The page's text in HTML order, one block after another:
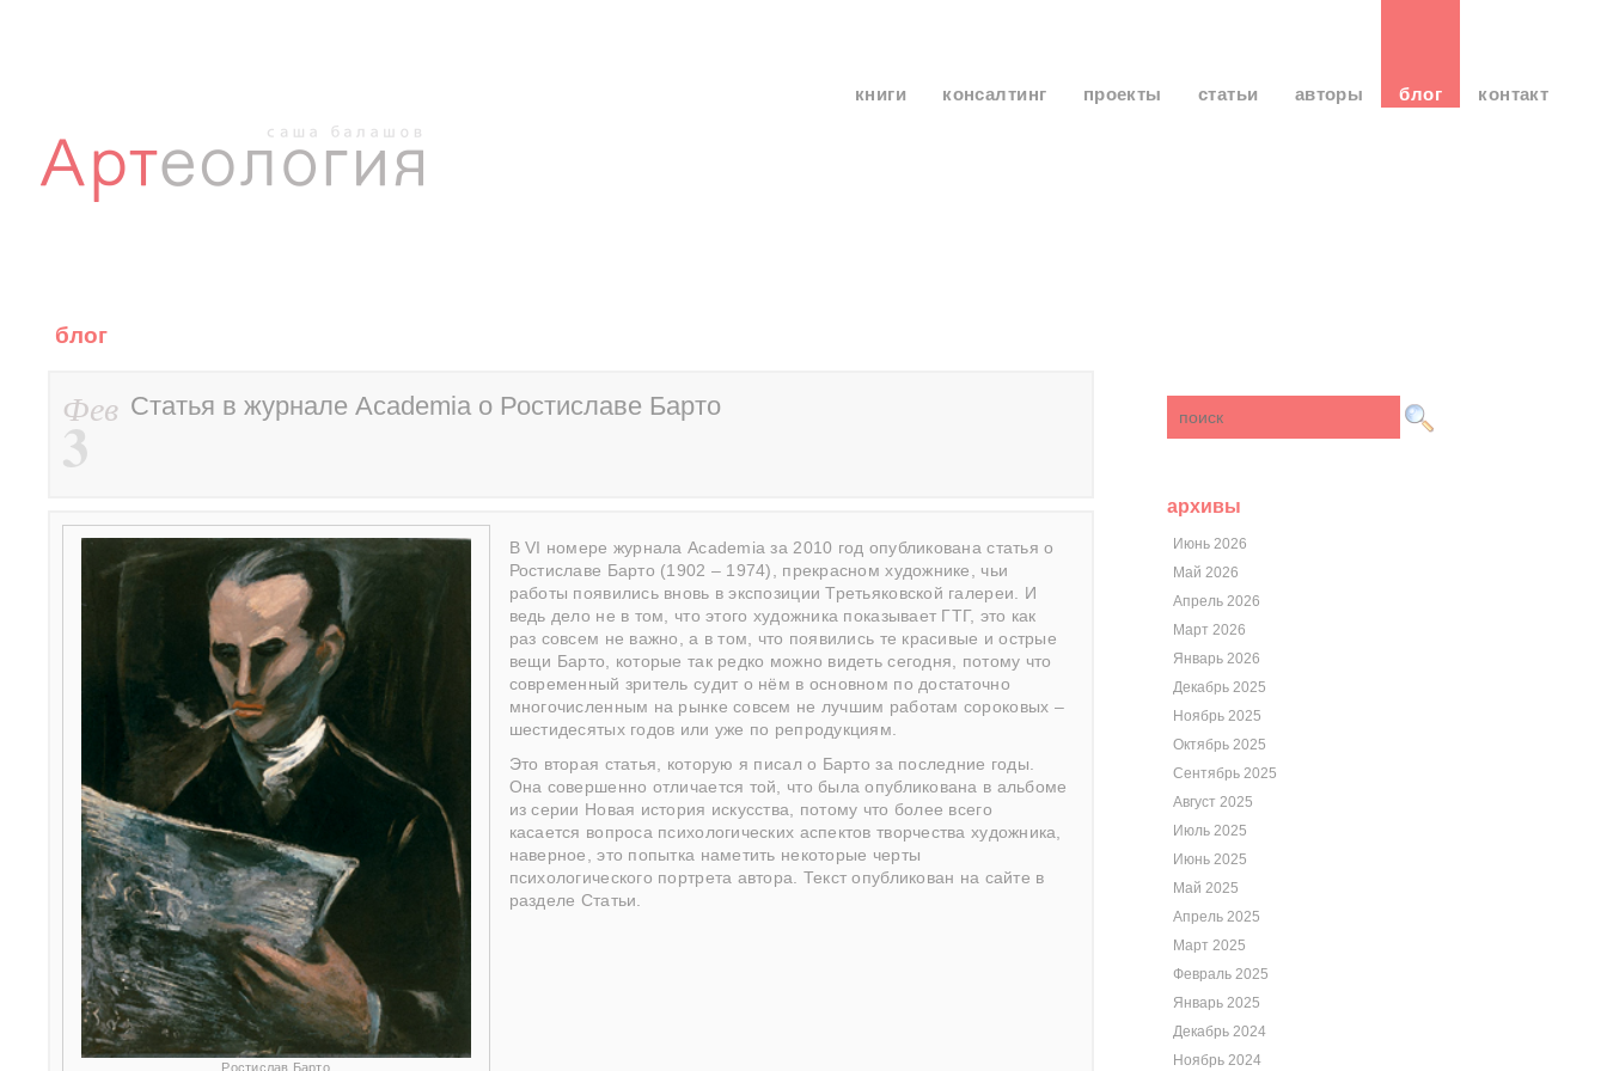
книги консалтинг проекты статьи авторы блог контакт
блог
Фев
3
Статья в журнале Academia о Ростиславе Барто
Ростислав Барто
В VI номере журнала Academia за 2010 год опубликована статья о
Ростиславе Барто (1902 – 1974), прекрасном художнике, чьи
работы появились вновь в экспозиции Третьяковской галереи. И
ведь дело не в том, что этого художника показывает ГТГ, это как
раз совсем не важно, а в том, что появились те красивые и острые
вещи Барто, которые так редко можно видеть сегодня, потому что
современный зритель судит о нём в основном по достаточно
многочисленным на рынке совсем не лучшим работам сороковых –
шестидесятых годов или уже по репродукциям.
Это вторая статья, которую я писал о Барто за последние годы.
Она совершенно отличается той, что была опубликована в альбоме
из серии Новая история искусства, потому что более всего
касается вопроса психологических аспектов творчества художника,
наверное, это попытка наметить некоторые черты
психологического портрета автора. Текст опубликован на сайте в
разделе Статьи.
архивы
Июнь 2026
Май 2026
Апрель 2026
Март 2026
Январь 2026
Декабрь 2025
Ноябрь 2025
Октябрь 2025
Сентябрь 2025
Август 2025
Июль 2025
Июнь 2025
Май 2025
Апрель 2025
Март 2025
Февраль 2025
Январь 2025
Декабрь 2024
Ноябрь 2024